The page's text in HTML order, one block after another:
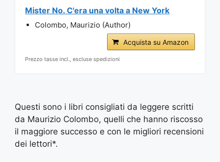
Mister No. C'era una volta a New York
Colombo, Maurizio (Author)
Acquista su Amazon
Prezzo tasse incl., escluse spedizioni
Questi sono i libri consigliati da leggere scritti
da Maurizio Colombo, quelli che hanno riscosso
il maggiore successo e con le migliori recensioni
dei lettori*.